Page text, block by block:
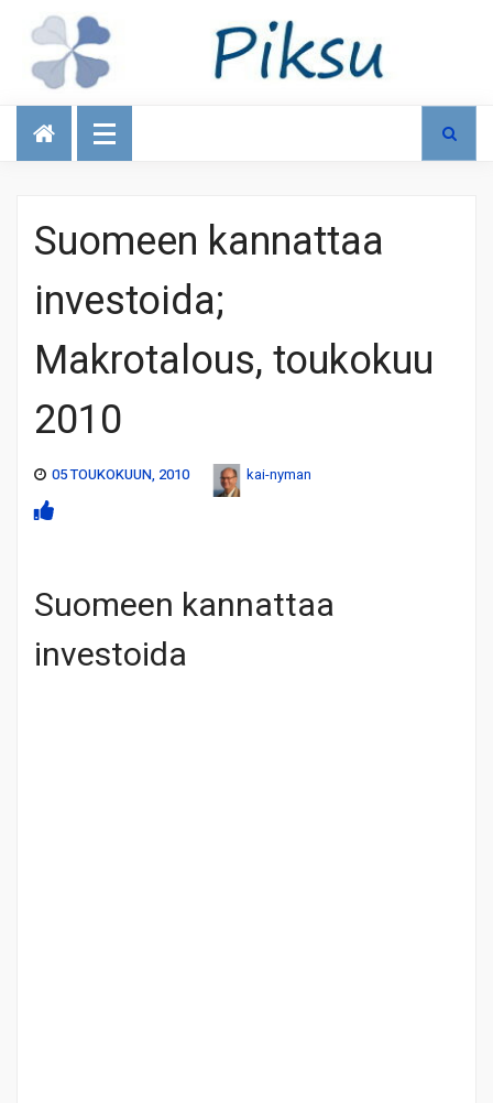
Talous
Suomeen kannattaa
investoida;
Makrotalous, toukokuu
2010
05 TOUKOKUUN, 2010 kai-nyman
Suomeen kannattaa
investoida